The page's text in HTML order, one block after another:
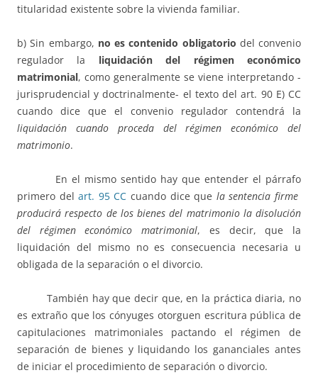
titularidad existente sobre la vivienda familiar.
b) Sin embargo, no es contenido obligatorio del convenio
regulador la liquidación del régimen económico
matrimonial, como generalmente se viene interpretando -
jurisprudencial y doctrinalmente- el texto del art. 90 E) CC
cuando dice que el convenio regulador contendrá la
liquidación cuando proceda del régimen económico del
matrimonio.
En el mismo sentido hay que entender el párrafo
primero delart. 95 CC cuando dice que la sentencia firme
producirá respecto de los bienes del matrimonio la disolución
del régimen económico matrimonial, es decir, que la
liquidación del mismo no es consecuencia necesaria u
obligada de la separación o el divorcio.
También hay que decir que, en la práctica diaria, no
es extraño que los cónyuges otorguen escritura pública de
capitulaciones matrimoniales pactando el régimen de
separación de bienes y liquidando los gananciales antes
de iniciar el procedimiento de separación o divorcio.